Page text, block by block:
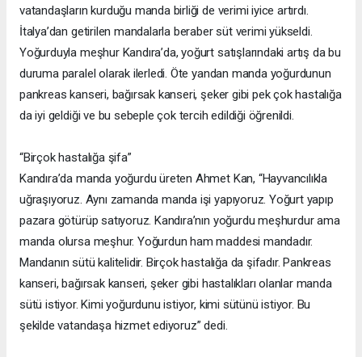
vatandaşların kurduğu manda birliği de verimi iyice artırdı.
İtalya’dan getirilen mandalarla beraber süt verimi yükseldi.
Yoğurduyla meşhur Kandıra’da, yoğurt satışlarındaki artış da bu
duruma paralel olarak ilerledi. Öte yandan manda yoğurdunun
pankreas kanseri, bağırsak kanseri, şeker gibi pek çok hastalığa
da iyi geldiği ve bu sebeple çok tercih edildiği öğrenildi.
“Birçok hastalığa şifa”
Kandıra’da manda yoğurdu üreten Ahmet Kan, “Hayvancılıkla
uğraşıyoruz. Aynı zamanda manda işi yapıyoruz. Yoğurt yapıp
pazara götürüp satıyoruz. Kandıra’nın yoğurdu meşhurdur ama
manda olursa meşhur. Yoğurdun ham maddesi mandadır.
Mandanın sütü kalitelidir. Birçok hastalığa da şifadır. Pankreas
kanseri, bağırsak kanseri, şeker gibi hastalıkları olanlar manda
sütü istiyor. Kimi yoğurdunu istiyor, kimi sütünü istiyor. Bu
şekilde vatandaşa hizmet ediyoruz” dedi.